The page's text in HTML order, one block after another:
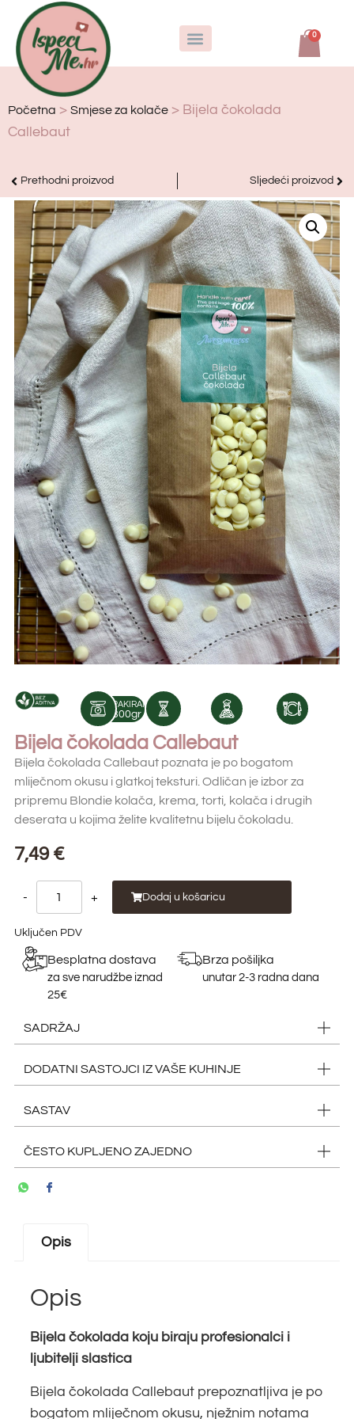
0
Početna > Smjese za kolače > Bijela čokolada
Callebaut
Prethodni proizvod Sljedeći proizvod
Opis
Opis
Bijela čokolada koju biraju profesionalci i
ljubitelji slastica
Bijela čokolada Callebaut prepoznatljiva je po
bogatom mliječnom okusu, nježnim notama
PAKIRANJE:
300gr
Bijela čokolada Callebaut
Bijela čokolada Callebaut poznata je po bogatom
mliječnom okusu i glatkoj teksturi. Odličan je izbor za
pripremu Blondie kolača, krema, torti, kolača i drugih
deserata u kojima želite kvalitetnu bijelu čokoladu.
7,49 €
- + Dodaj u košaricu
Uključen PDV
Besplatna dostava
za sve narudžbe iznad
25€
Brza pošiljka
unutar 2-3 radna dana
SADRŽAJ
DODATNI SASTOJCI IZ VAŠE KUHINJE
SASTAV
ČESTO KUPLJENO ZAJEDNO